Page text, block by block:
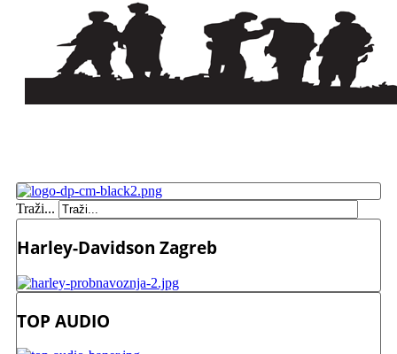
Traži...
Harley-Davidson Zagreb
TOP AUDIO